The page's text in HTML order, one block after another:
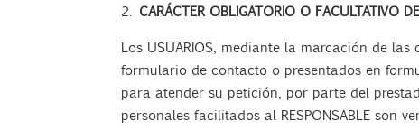
CARÁCTER OBLIGATORIO O FACULTATIVO
Los USUARIOS, mediante la marcación de
formulario de contacto o presentados en
para atender su petición, por parte del
personales facilitados al RESPONSABLE son